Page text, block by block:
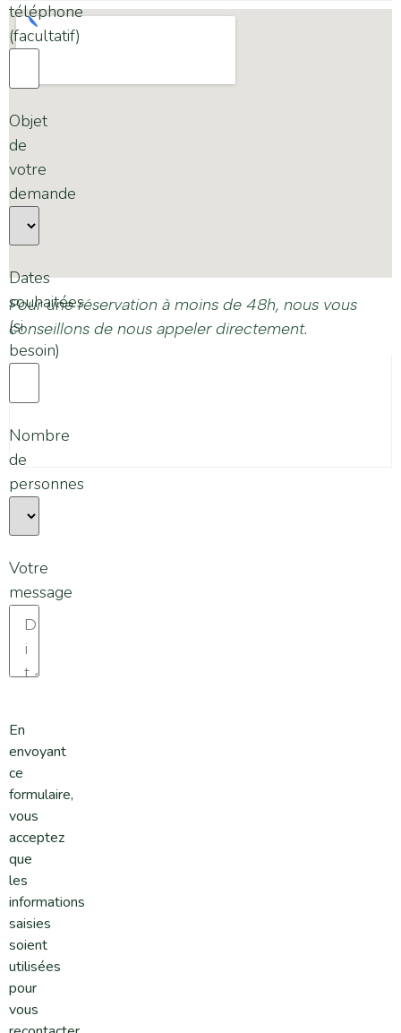
Pour une réservation à moins de 48h, nous vous
conseillons de nous appeler directement.
téléphone
(facultatif)
Objet
de
votre
demande
Dates
souhaitées
(si
besoin)
Nombre
de
personnes
Votre
message
En
envoyant
ce
formulaire,
vous
acceptez
que
les
informations
saisies
soient
utilisées
pour
vous